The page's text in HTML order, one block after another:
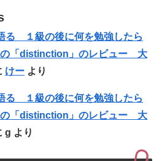
る １級の後に何を勉強したら
「distinction」のレビュー 大
けー より
る １級の後に何を勉強したら
「distinction」のレビュー 大
g より